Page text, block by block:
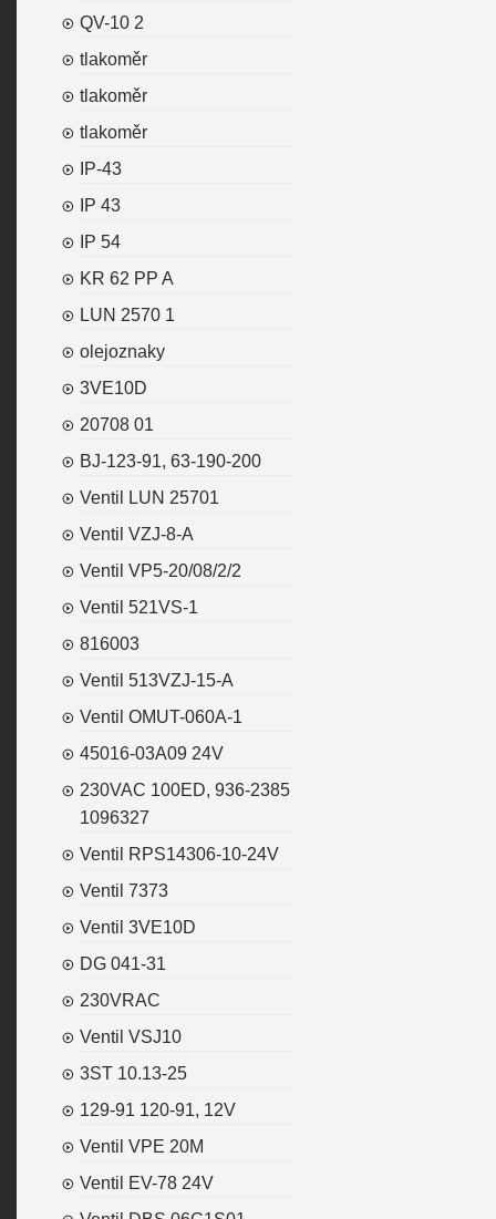
QV-10 2
tlakoměr
tlakoměr
tlakoměr
IP-43
IP 43
IP 54
KR 62 PP A
LUN 2570 1
olejoznaky
3VE10D
20708 01
BJ-123-91, 63-190-200
Ventil LUN 25701
Ventil VZJ-8-A
Ventil VP5-20/08/2/2
Ventil 521VS-1
816003
Ventil 513VZJ-15-A
Ventil OMUT-060A-1
45016-03A09 24V
230VAC 100ED, 936-2385
1096327
Ventil RPS14306-10-24V
Ventil 7373
Ventil 3VE10D
DG 041-31
230VRAC
Ventil VSJ10
3ST 10.13-25
129-91 120-91, 12V
Ventil VPE 20M
Ventil EV-78 24V